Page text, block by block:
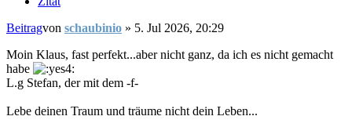
Beitragvon schaubinio » 5. Jul 2026, 20:29
Moin Klaus, fast perfekt...aber nicht ganz, da ich es nicht gemacht
habe
L.g Stefan, der mit dem -f-
Lebe deinen Traum und träume nicht dein Leben...